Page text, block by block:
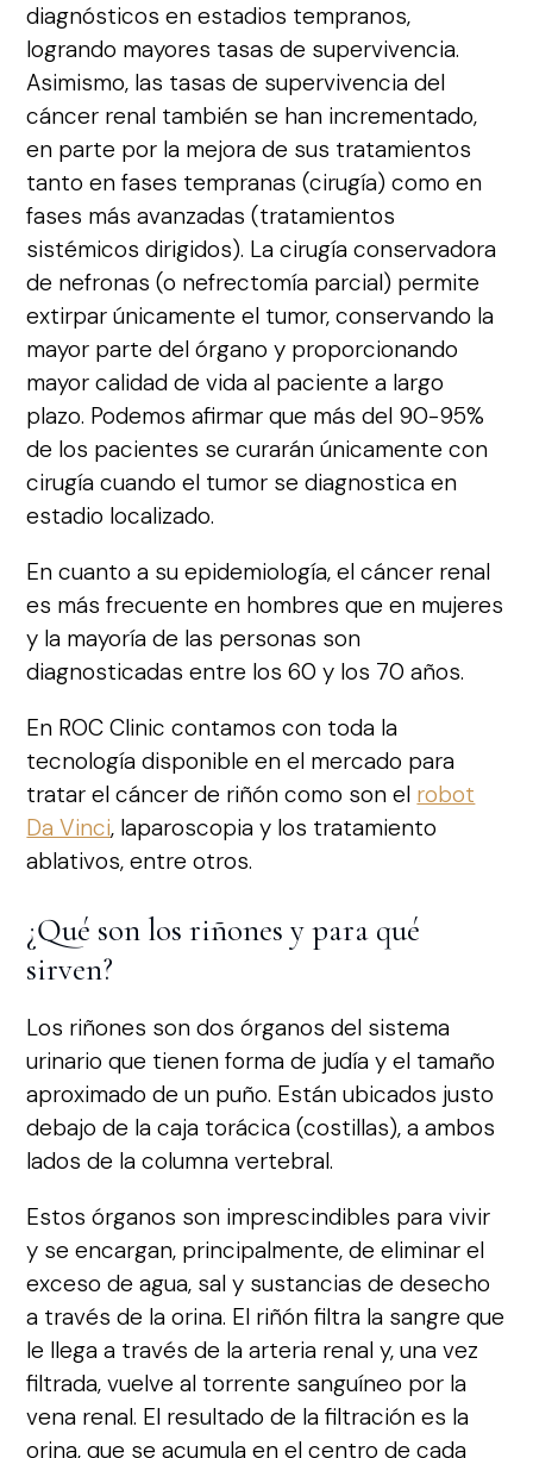
diagnósticos en estadios tempranos,
logrando mayores tasas de supervivencia.
Asimismo, las tasas de supervivencia del
cáncer renal también se han incrementado,
en parte por la mejora de sus tratamientos
tanto en fases tempranas (cirugía) como en
fases más avanzadas (tratamientos
sistémicos dirigidos). La cirugía conservadora
de nefronas (o nefrectomía parcial) permite
extirpar únicamente el tumor, conservando la
mayor parte del órgano y proporcionando
mayor calidad de vida al paciente a largo
plazo. Podemos afirmar que más del 90-95%
de los pacientes se curarán únicamente con
cirugía cuando el tumor se diagnostica en
estadio localizado.
En cuanto a su epidemiología, el cáncer renal
es más frecuente en hombres que en mujeres
y la mayoría de las personas son
diagnosticadas entre los 60 y los 70 años.
En ROC Clinic contamos con toda la
tecnología disponible en el mercado para
tratar el cáncer de riñón como son el robot
Da Vinci, laparoscopia y los tratamiento
ablativos, entre otros.
¿Qué son los riñones y para qué
sirven?
Los riñones son dos órganos del sistema
urinario que tienen forma de judía y el tamaño
aproximado de un puño. Están ubicados justo
debajo de la caja torácica (costillas), a ambos
lados de la columna vertebral.
Estos órganos son imprescindibles para vivir
y se encargan, principalmente, de eliminar el
exceso de agua, sal y sustancias de desecho
a través de la orina. El riñón filtra la sangre que
le llega a través de la arteria renal y, una vez
filtrada, vuelve al torrente sanguíneo por la
vena renal. El resultado de la filtración es la
orina, que se acumula en el centro de cada